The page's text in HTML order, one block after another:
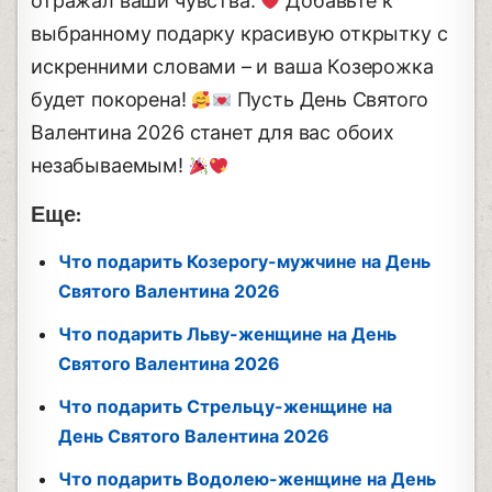
выбранному подарку красивую открытку с
искренними словами – и ваша Козерожка
будет покорена!
Пусть День Святого
Валентина 2026 станет для вас обоих
незабываемым!
Еще:
Что подарить Козерогу-мужчине на День
Святого Валентина 2026
Что подарить Льву-женщине на День
Святого Валентина 2026
Что подарить Стрельцу-женщине на
День Святого Валентина 2026
Что подарить Водолею-женщине на День